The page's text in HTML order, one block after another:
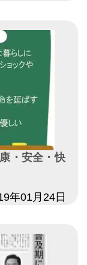
・安全・快
年01月24日